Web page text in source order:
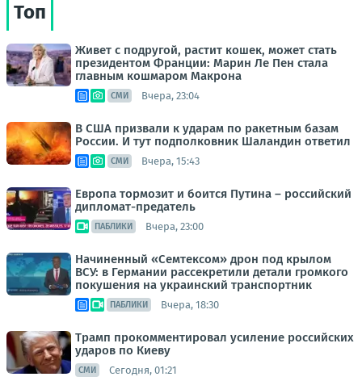
Топ
Живет с подругой, растит кошек, может стать
президентом Франции: Марин Ле Пен стала
главным кошмаром Макрона
СМИ Вчера, 23:04
В США призвали к ударам по ракетным базам
России. И тут подполковник Шаландин ответил
СМИ Вчера, 15:43
Европа тормозит и боится Путина – российский
дипломат-предатель
ПАБЛИКИ Вчера, 23:00
Начиненный «Семтексом» дрон под крылом
ВСУ: в Германии рассекретили детали громкого
покушения на украинский транспортник
ПАБЛИКИ Вчера, 18:30
Трамп прокомментировал усиление российских
ударов по Киеву
СМИ Сегодня, 01:21